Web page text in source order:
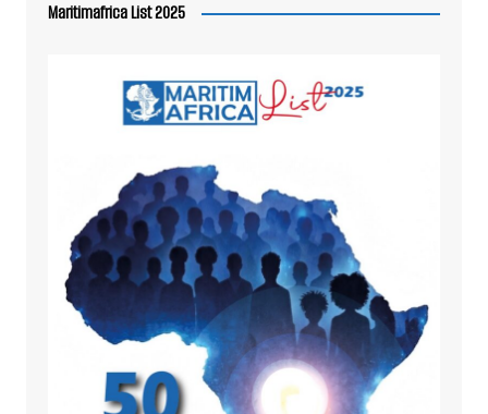
Maritimafrica List 2025